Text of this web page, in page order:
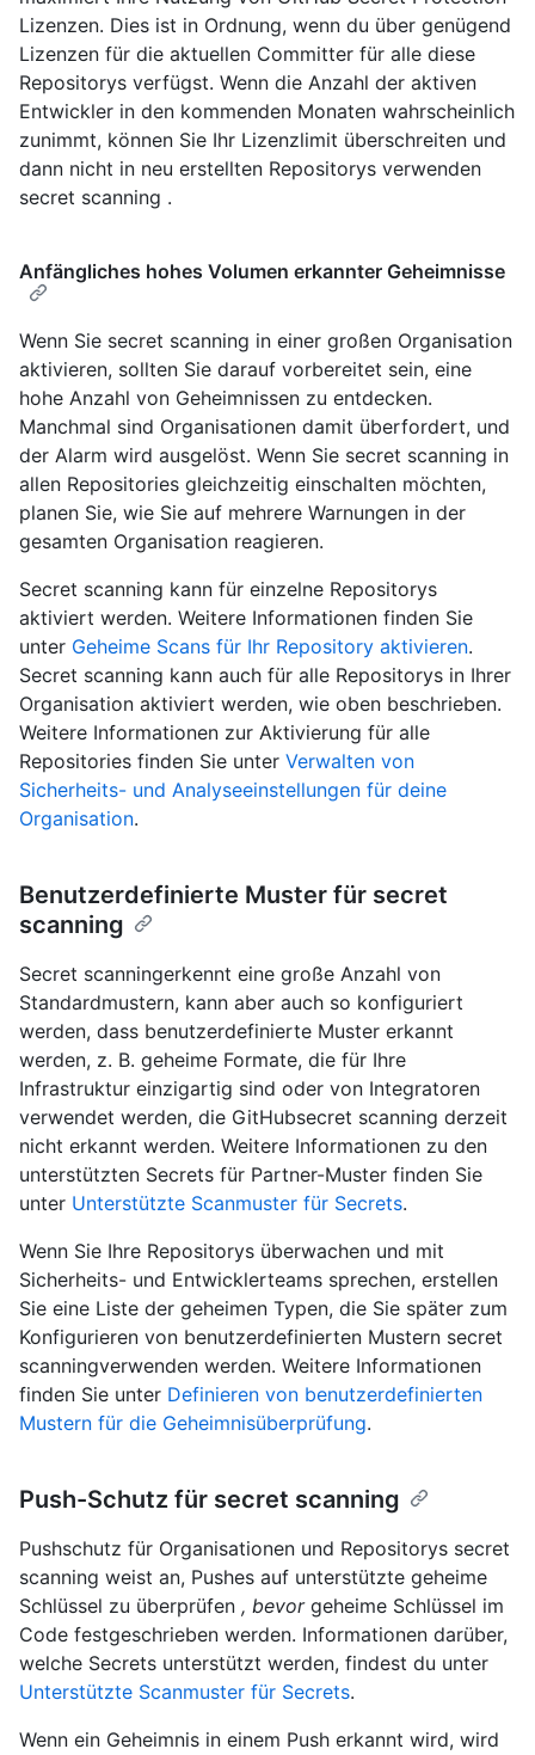
Lizenzen. Dies ist in Ordnung, wenn du über genügend
Lizenzen für die aktuellen Committer für alle diese
Repositorys verfügst. Wenn die Anzahl der aktiven
Entwickler in den kommenden Monaten wahrscheinlich
zunimmt, können Sie Ihr Lizenzlimit überschreiten und
dann nicht in neu erstellten Repositorys verwenden
secret scanning .
Anfängliches hohes Volumen erkannter Geheimnisse
Wenn Sie secret scanning in einer großen Organisation
aktivieren, sollten Sie darauf vorbereitet sein, eine
hohe Anzahl von Geheimnissen zu entdecken.
Manchmal sind Organisationen damit überfordert, und
der Alarm wird ausgelöst. Wenn Sie secret scanning in
allen Repositories gleichzeitig einschalten möchten,
planen Sie, wie Sie auf mehrere Warnungen in der
gesamten Organisation reagieren.
Secret scanning kann für einzelne Repositorys
aktiviert werden. Weitere Informationen finden Sie
unter Geheime Scans für Ihr Repository aktivieren.
Secret scanning kann auch für alle Repositorys in Ihrer
Organisation aktiviert werden, wie oben beschrieben.
Weitere Informationen zur Aktivierung für alle
Repositories finden Sie unter Verwalten von
Sicherheits- und Analyseeinstellungen für deine
Organisation.
Benutzerdefinierte Muster für secret
scanning
Secret scanningerkennt eine große Anzahl von
Standardmustern, kann aber auch so konfiguriert
werden, dass benutzerdefinierte Muster erkannt
werden, z. B. geheime Formate, die für Ihre
Infrastruktur einzigartig sind oder von Integratoren
verwendet werden, die GitHubsecret scanning derzeit
nicht erkannt werden. Weitere Informationen zu den
unterstützten Secrets für Partner-Muster finden Sie
unter Unterstützte Scanmuster für Secrets.
Wenn Sie Ihre Repositorys überwachen und mit
Sicherheits- und Entwicklerteams sprechen, erstellen
Sie eine Liste der geheimen Typen, die Sie später zum
Konfigurieren von benutzerdefinierten Mustern secret
scanningverwenden werden. Weitere Informationen
finden Sie unter Definieren von benutzerdefinierten
Mustern für die Geheimnisüberprüfung.
Push-Schutz für secret scanning
Pushschutz für Organisationen und Repositorys secret
scanning weist an, Pushes auf unterstützte geheime
Schlüssel zu überprüfen , bevorgeheime Schlüssel im
Code festgeschrieben werden. Informationen darüber,
welche Secrets unterstützt werden, findest du unter
Unterstützte Scanmuster für Secrets.
Wenn ein Geheimnis in einem Push erkannt wird, wird